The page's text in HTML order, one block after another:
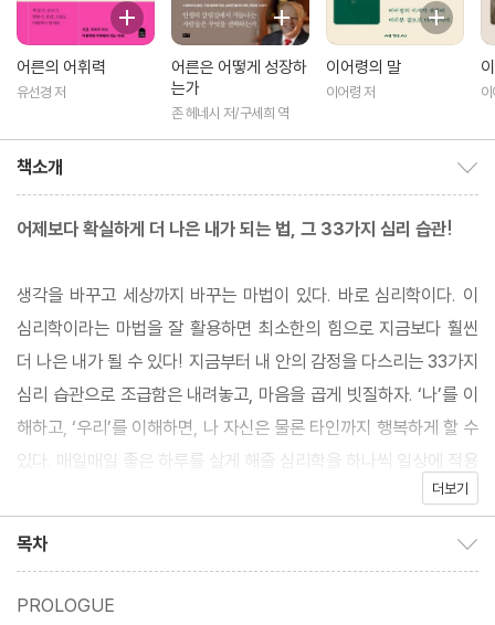
어른의 어휘력
유선경 저
어른은 어떻게 성장하
는가
존 헤네시 저/구세희 역
이어령의 말
이어령 저
책소개
어제보다 확실하게 더 나은 내가 되는 법, 그 33가지 심리 습관!
생각을 바꾸고 세상까지 바꾸는 마법이 있다. 바로 심리학이다. 이
심리학이라는 마법을 잘 활용하면 최소한의 힘으로 지금보다 훨씬
더 나은 내가 될 수 있다! 지금부터 내 안의 감정을 다스리는 33가지
심리 습관으로 조급함은 내려놓고, 마음을 곱게 빗질하자. ‘나’를 이
해하고, ‘우리’를 이해하면, 나 자신은 물론 타인까지 행복하게 할 수
있다. 매일매일 좋은 하루를 살게 해줄 심리학을 하나씩 일상에 적용
더보기
목차
PROLOGUE